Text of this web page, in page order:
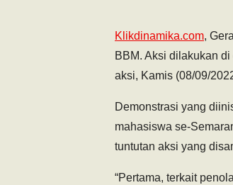
Klikdinamika.com,
BBM. Aksi dilakukan
aksi, Kamis (08/09/
Demonstrasi yang
mahasiswa se-
tuntutan aksi yang
“Pertama, terkait